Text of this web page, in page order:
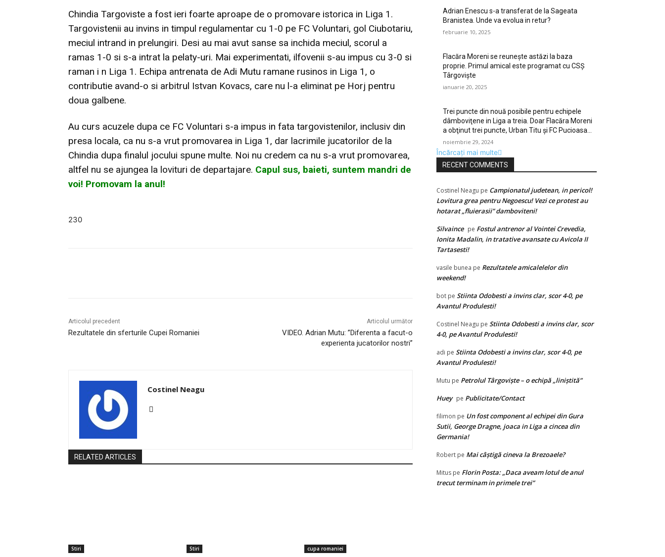
Chindia Targoviste a fost ieri foarte aproape de o promovare istorica in Liga 1.
Targovistenii au invins in timpul regulamentar cu 1-0 pe FC Voluntari, gol Ciubotariu,
meciul intrand in prelungiri. Desi au mai avut sanse sa inchida meciul, scorul a
ramas 1-0 si s-a intrat la pelaty-uri. Mai experimentati, ilfovenii s-au impus cu 3-0 si
raman i n Liga 1. Echipa antrenata de Adi Mutu ramane rusinos in Liga 1, o
contributie avand-o si arbitrul Istvan Kovacs, care nu l-a eliminat pe Horj pentru
doua galbene.
Au curs acuzele dupa ce FC Voluntari s-a impus in fata targovistenilor, inclusiv din
presa locala, ca nu s-a vrut promovarea in Liga 1, dar lacrimile jucatorilor de la
Chindia dupa finalul jocului spune multe. Noi nu credem ca nu s-a vrut promovarea,
altfel nu se ajungea la lovituri de departajare. Capul sus, baieti, suntem mandri de
voi! Promovam la anul!
230
Articolul precedent
Rezultatele din sferturile Cupei Romaniei
Articolul următor
VIDEO. Adrian Mutu: ”Diferenta a facut-o
experienta jucatorilor nostri”
Costinel Neagu
RELATED ARTICLES
Stiri Stiri cupa romaniei
Adrian Enescu s-a transferat de la Sageata
Branistea. Unde va evolua in retur?
februarie 10, 2025
Flacăra Moreni se reuneşte astăzi la baza
proprie. Primul amical este programat cu CSȘ
Târgovişte
ianuarie 20, 2025
Trei puncte din nouă posibile pentru echipele
dâmboviţene in Liga a treia. Doar Flacăra Moreni
a obţinut trei puncte, Urban Titu şi FC Pucioasa...
noiembrie 29, 2024
Încărcați mai multe
RECENT COMMENTS
Costinel Neagu pe Campionatul judetean, in pericol!
Lovitura grea pentru Negoescu! Vezi ce protest au
hotarat „fluierasii” damboviteni!
Silvaince pe Fostul antrenor al Vointei Crevedia,
Ionita Madalin, in tratative avansate cu Avicola II
Tartasesti!
vasile bunea pe Rezultatele amicalelelor din
weekend!
bot pe Stiinta Odobesti a invins clar, scor 4-0, pe
Avantul Produlesti!
Costinel Neagu pe Stiinta Odobesti a invins clar, scor
4-0, pe Avantul Produlesti!
adi pe Stiinta Odobesti a invins clar, scor 4-0, pe
Avantul Produlesti!
Mutu pe Petrolul Târgovişte – o echipă „liniştită”
Huey pe Publicitate/Contact
filimon pe Un fost component al echipei din Gura
Sutii, George Dragne, joaca in Liga a cincea din
Germania!
Robert pe Mai câștigă cineva la Brezoaele?
Mitus pe Florin Posta: „Daca aveam lotul de anul
trecut terminam in primele trei”